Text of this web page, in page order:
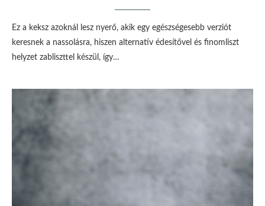
Ez a keksz azoknál lesz nyerő, akik egy egészségesebb verziót
keresnek a nassolásra, hiszen alternatív édesítővel és finomliszt
helyzet zabliszttel készül, így…